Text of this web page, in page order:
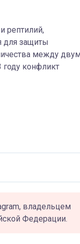
рептилий,
для защиты
между
конфликт
владельцем
Федерации.